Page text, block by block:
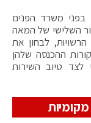
בפני משרד הפנים
השלישי של המאה
לבחון את
ההכנסה שלהן
לצד טיוב השירות